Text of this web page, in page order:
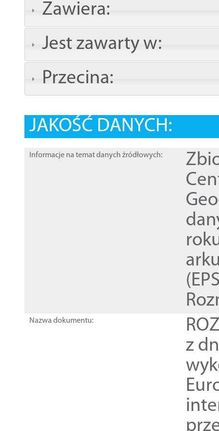
Zawiera:
Jest zawarty w:
Przecina:
JAKOŚĆ DANYCH:
Informacje na temat danych źródłowych:
Nazwa dokumentu:
z